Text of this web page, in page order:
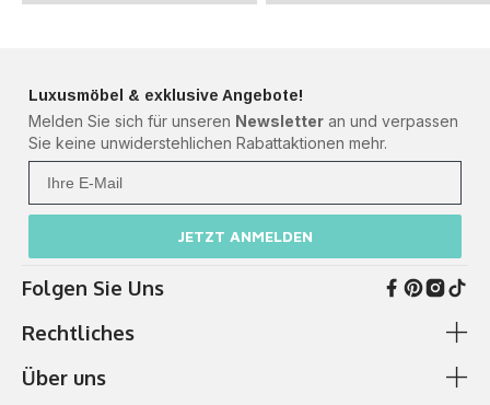
Luxusmöbel & exklusive Angebote!
Melden Sie sich für unseren Newsletter an und verpassen
Sie keine unwiderstehlichen Rabattaktionen mehr.
JETZT ANMELDEN
Folgen Sie Uns
Rechtliches
AGB & Kundeninformationen
Über uns